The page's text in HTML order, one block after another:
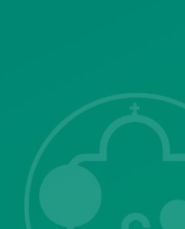
Λ. Μεσογείων 415-417
Αγία Παρασκευή